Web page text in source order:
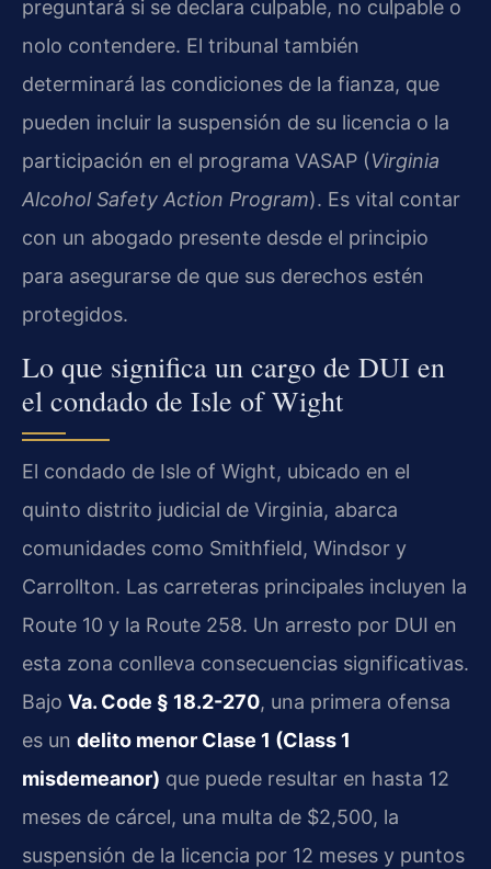
preguntará si se declara culpable, no culpable o
nolo contendere. El tribunal también
determinará las condiciones de la fianza, que
pueden incluir la suspensión de su licencia o la
participación en el programa VASAP (Virginia
Alcohol Safety Action Program). Es vital contar
con un abogado presente desde el principio
para asegurarse de que sus derechos estén
protegidos.
Lo que significa un cargo de DUI en
el condado de Isle of Wight
El condado de Isle of Wight, ubicado en el
quinto distrito judicial de Virginia, abarca
comunidades como Smithfield, Windsor y
Carrollton. Las carreteras principales incluyen la
Route 10 y la Route 258. Un arresto por DUI en
esta zona conlleva consecuencias significativas.
Bajo Va. Code § 18.2-270, una primera ofensa
es un delito menor Clase 1 (Class 1
misdemeanor) que puede resultar en hasta 12
meses de cárcel, una multa de $2,500, la
suspensión de la licencia por 12 meses y puntos